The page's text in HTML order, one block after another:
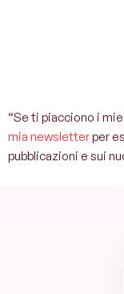
“Se ti piacciono i
mia newsletterper
pubblicazioni e sui